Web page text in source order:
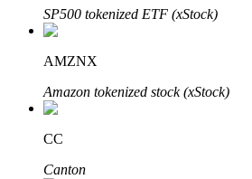
Bitrue
SP500 tokenized ETF (xStock)
AMZNX
Amazon tokenized stock (xStock)
CC
Canton